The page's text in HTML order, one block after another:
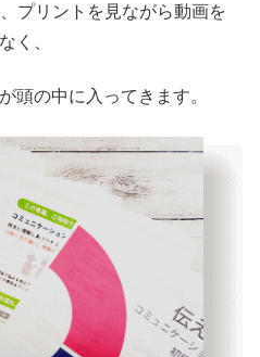
プリントを見ながら動画を
く、
頭の中に入ってきます。